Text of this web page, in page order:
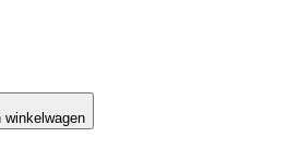
winkelwagen